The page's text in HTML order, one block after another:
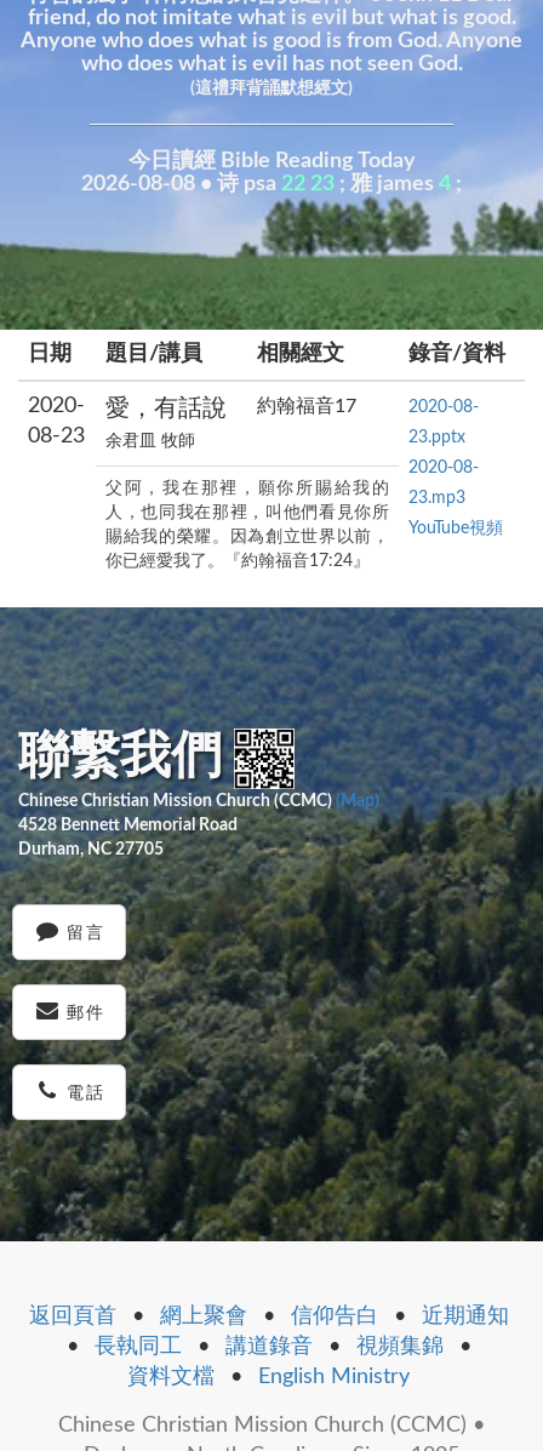
friend, do not imitate what is evil but what is good.
Anyone who does what is good is from God. Anyone
who does what is evil has not seen God.
(這禮拜背誦默想經文)
今日讀經 Bible Reading Today
2026-08-08 • 诗 psa 22 23 ; 雅 james 4 ;
日期 題目/講員 相關經文 錄音/資料
2020-
08-23
愛，有話說
余君皿 牧師
約翰福音17
2020-08-
23.pptx
2020-08-
23.mp3
YouTube視頻
父阿，我在那裡，願你所賜給我的
人，也同我在那裡，叫他們看見你所
賜給我的榮耀。因為創立世界以前，
你已經愛我了。『約翰福音17:24』
聯繫我們
Chinese Christian Mission Church (CCMC) (Map)
4528 Bennett Memorial Road
Durham, NC 27705
留言
郵件
電話
返回頁首 • 網上聚會 • 信仰告白 •
近期通知
•
長執同工 • 講道錄音 • 視頻集錦
•
資料文檔
• English Ministry
Chinese Christian Mission Church (CCMC) •